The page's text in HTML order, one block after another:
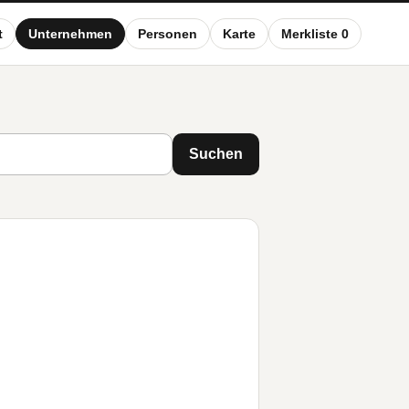
Unternehmen Personen Karte Merkliste 0
Suchen